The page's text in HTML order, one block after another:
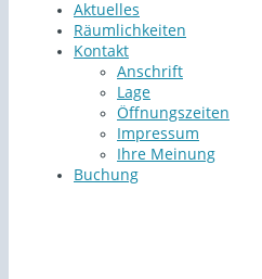
Aktuelles
Räumlichkeiten
Kontakt
Anschrift
Lage
Öffnungszeiten
Impressum
Ihre Meinung
Buchung